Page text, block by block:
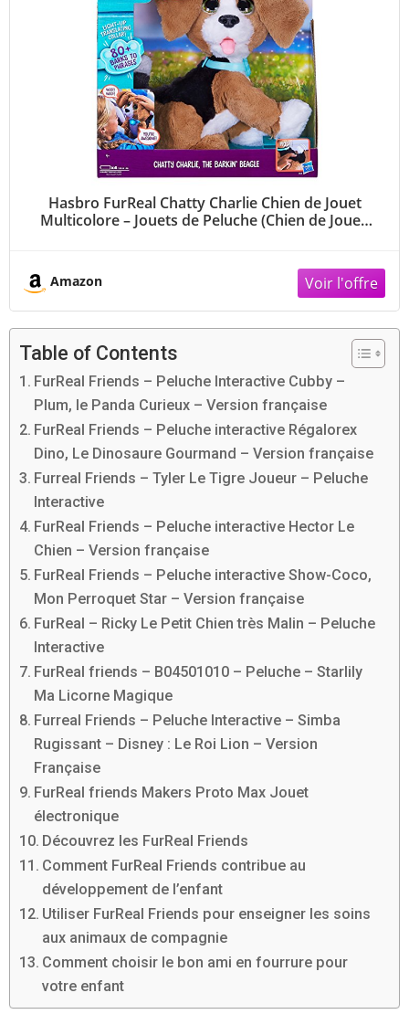
Hasbro FurReal Chatty Charlie Chien de Jouet
Multicolore – Jouets de Peluche (Chien de Jouet,
Amazon
Table of Contents
FurReal Friends – Peluche Interactive Cubby –
Plum, le Panda Curieux – Version française
FurReal Friends – Peluche interactive Régalorex
Dino, Le Dinosaure Gourmand – Version française
Furreal Friends – Tyler Le Tigre Joueur – Peluche
Interactive
FurReal Friends – Peluche interactive Hector Le
Chien – Version française
FurReal Friends – Peluche interactive Show-Coco,
Mon Perroquet Star – Version française
FurReal – Ricky Le Petit Chien très Malin – Peluche
Interactive
FurReal friends – B04501010 – Peluche – Starlily
Ma Licorne Magique
Furreal Friends – Peluche Interactive – Simba
Rugissant – Disney : Le Roi Lion – Version
Française
FurReal friends Makers Proto Max Jouet
électronique
Découvrez les FurReal Friends
Comment FurReal Friends contribue au
développement de l’enfant
Utiliser FurReal Friends pour enseigner les soins
aux animaux de compagnie
Comment choisir le bon ami en fourrure pour
votre enfant